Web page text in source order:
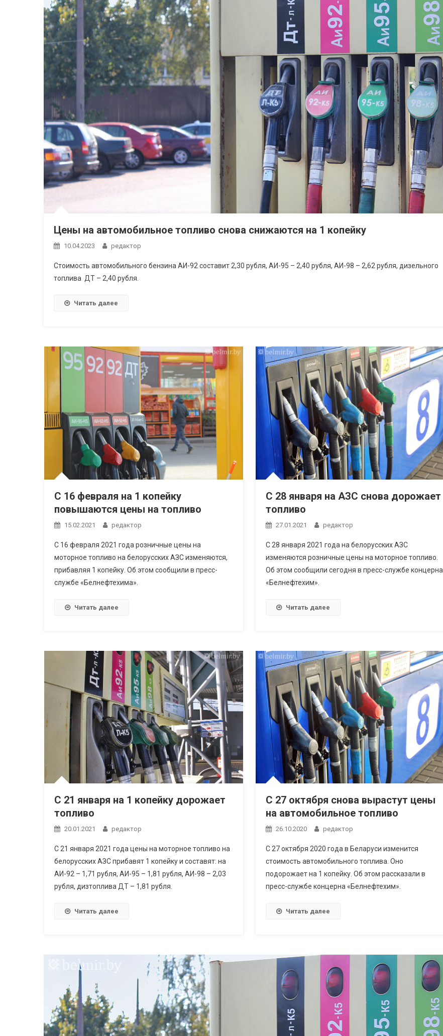
Цены на автомобильное топливо снова снижаются на 1 копейку
10.04.2023 редактор
Стоимость автомобильного бензина АИ-92 составит 2,30 рубля, АИ-95 – 2,40 рубля, АИ-98 – 2,62 рубля, дизельного
топлива ДТ – 2,40 рубля.
Читать далее
С 16 февраля на 1 копейку
повышаются цены на топливо
15.02.2021 редактор
С 16 февраля 2021 года розничные цены на
моторное топливо на белорусских АЗС изменяются,
прибавляя 1 копейку. Об этом сообщили в пресс-
службе «Белнефтехима».
Читать далее
С 28 января на АЗС снова дорожает
топливо
27.01.2021 редактор
С 28 января 2021 года на белорусских АЗС
изменяются розничные цены на моторное топливо.
Об этом сообщили сегодня в пресс-службе концерна
«Белнефтехим».
Читать далее
С 21 января на 1 копейку дорожает
топливо
20.01.2021 редактор
С 21 января 2021 года цены на моторное топливо на
белорусских АЗС прибавят 1 копейку и составят: на
АИ-92 – 1,71 рубля, АИ-95 – 1,81 рубля, АИ-98 – 2,03
рубля, дизтоплива ДТ – 1,81 рубля.
Читать далее
С 27 октября снова вырастут цены
на автомобильное топливо
26.10.2020 редактор
С 27 октября 2020 года в Беларуси изменится
стоимость автомобильного топлива. Оно
подорожает на 1 копейку. Об этом рассказали в
пресс-службе концерна «Белнефтехим».
Читать далее